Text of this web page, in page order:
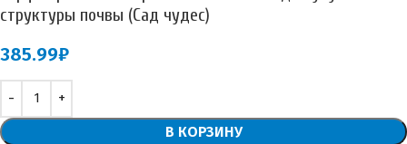
структуры почвы (Сад чудес)
385.99₽
В КОРЗИНУ